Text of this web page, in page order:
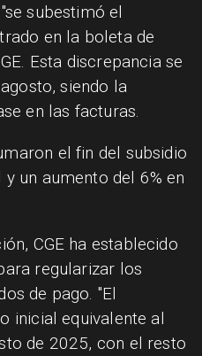
subestimó el
en la boleta de
Esta discrepancia se
siendo la
en las facturas.
el fin del subsidio
un aumento del 6% en
CGE ha establecido
regularizar los
de pago. "El
inicial equivalente al
de 2025, con el resto